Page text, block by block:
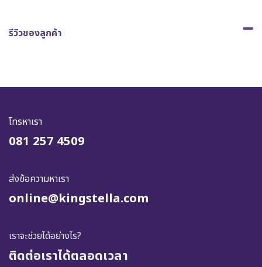
รีวิวของลูกค้า
โทรหาเรา
081 257 4509
ส่งข้อความหาเรา
online@kingstella.com
เราจะช่วยได้อย่างไร?
ติดต่อเราได้ตลอดเวลา